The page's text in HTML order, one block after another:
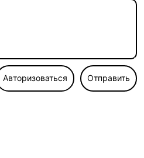
Авторизоваться Отправить